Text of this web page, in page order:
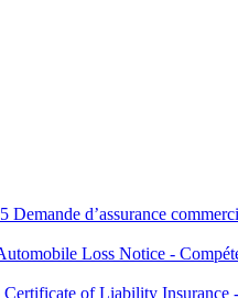
Demande d’assurance
Loss Notice -
of Liability Insurance